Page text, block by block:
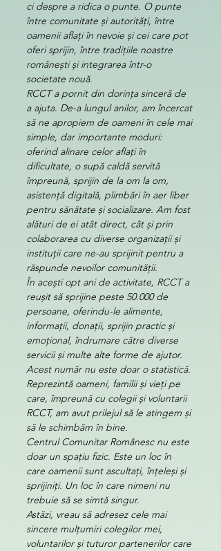
ci despre a ridica o punte. O punte
între comunitate și autorități, între
oamenii aflați în nevoie și cei care pot
oferi sprijin, între tradițiile noastre
românești și integrarea într-o
societate nouă.
RCCT a pornit din dorința sinceră de
a ajuta. De-a lungul anilor, am încercat
să ne apropiem de oameni în cele mai
simple, dar importante moduri:
oferind alinare celor aflați în
dificultate, o supă caldă servită
împreună, sprijin de la om la om,
asistență digitală, plimbări în aer liber
pentru sănătate și socializare. Am fost
alături de ei atât direct, cât și prin
colaborarea cu diverse organizații și
instituții care ne-au sprijinit pentru a
răspunde nevoilor comunității.
În acești opt ani de activitate, RCCT a
reușit să sprijine peste 50.000 de
persoane, oferindu-le alimente,
informații, donații, sprijin practic și
emoțional, îndrumare către diverse
servicii și multe alte forme de ajutor.
Acest număr nu este doar o statistică.
Reprezintă oameni, familii și vieți pe
care, împreună cu colegii și voluntarii
RCCT, am avut prilejul să le atingem și
să le schimbăm în bine.
Centrul Comunitar Românesc nu este
doar un spațiu fizic. Este un loc în
care oamenii sunt ascultați, înțeleși și
sprijiniți. Un loc în care nimeni nu
trebuie să se simtă singur.
Astăzi, vreau să adresez cele mai
sincere mulțumiri colegilor mei,
voluntarilor și tuturor partenerilor care